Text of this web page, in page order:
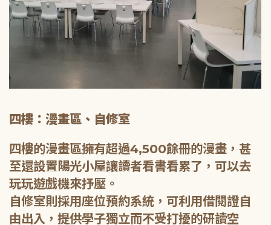
四樓：漫畫區、自修室
四樓的漫畫區擁有超過4,500餘冊的漫畫，甚
至還設置陽光小屋讓讀者看書看累了，可以去
玩玩遊戲機來抒壓。
自修室則採用座位預約系統，可利用借閱證自
由出入，提供學子獨立而不受打擾的研讀空